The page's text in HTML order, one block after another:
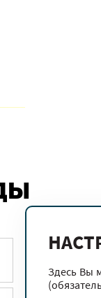
Здесь Вы